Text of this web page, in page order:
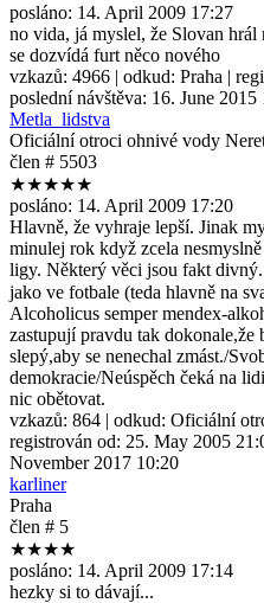
posláno: 14. April 2009 17:27
no vida, já myslel, že Slovan
se dozvídá furt něco nového
vzkazů: 4966 | odkud: Praha |
poslední návštěva: 16. June 2015
Metla_lidstva
Oficiální otroci ohnivé vody
člen # 5503
★★★★★
posláno: 14. April 2009 17:20
Hlavně, že vyhraje lepší. Jinak
minulej rok když zcela
ligy. Některý věci jsou fakt
jako ve fotbale (teda hlavně na
Alcoholicus semper mendex-
zastupují pravdu tak
slepý,aby se nenechal zmást./
demokracie/Neúspěch čeká na
nic obětovat.
vzkazů: 864 | odkud: Oficiální
registrován od: 25. May 2005
November 2017 10:20
karliner
Praha
člen # 5
★★★★
posláno: 14. April 2009 17:14
hezky si to dávají...